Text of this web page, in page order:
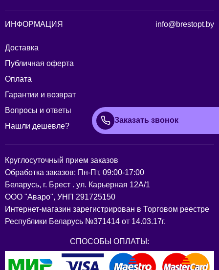
ИНФОРМАЦИЯ
Доставка
Публичная оферта
Оплата
Гарантии и возврат
Вопросы и ответы
Нашли дешевле?
info@brestopt.by
Заказать звонок
Круглосуточный прием заказов
Обработка заказов: Пн-Пт, 09:00-17:00
Беларусь, г. Брест . ул. Карьерная 12А/1
ООО "Аваро", УНП 291725150
Интернет-магазин зарегистрирован в Торговом реестре
Республики Беларусь №371414 от 14.03.17г.
СПОСОБЫ ОПЛАТЫ: